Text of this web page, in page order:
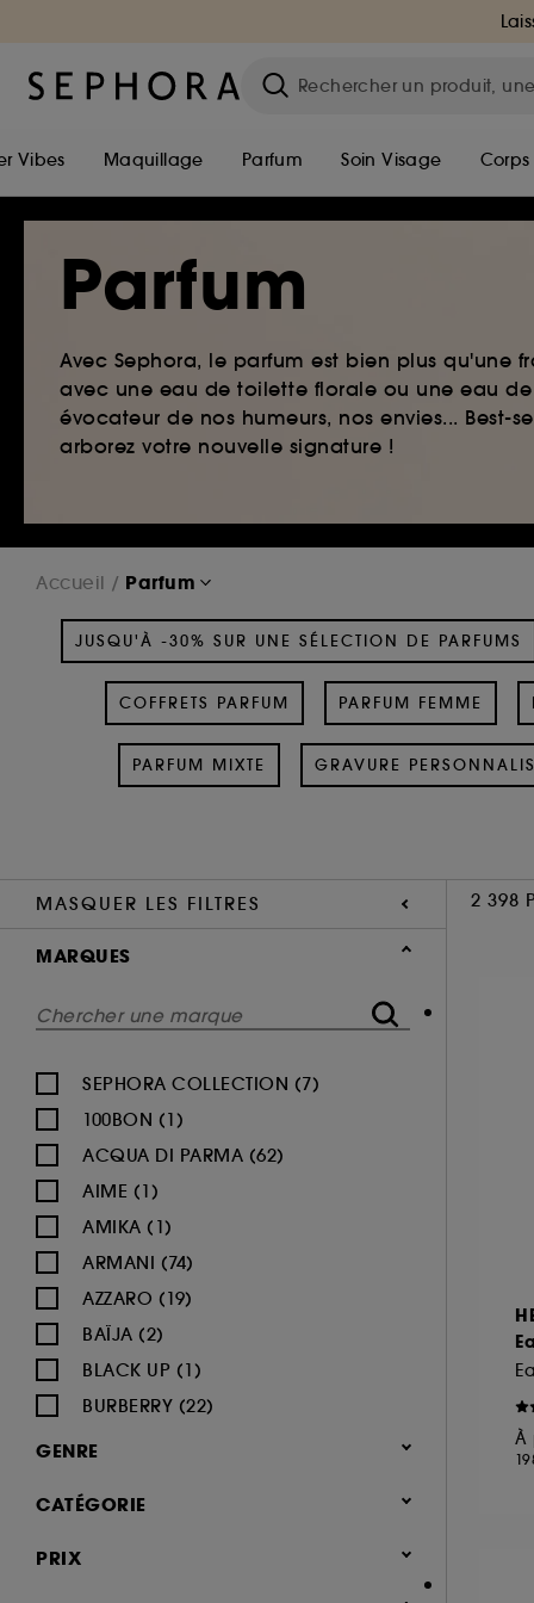
Vibes Maquillage Parfum Soin Visage Corps
Parfum
Avec Sephora, le parfum est bien plus qu'une
avec une eau de toilette florale ou une eau
évocateur de nos humeurs, nos envies... Best-
arborez votre nouvelle signature !
Accueil Parfum
JUSQU'À -30% SUR UNE SÉLECTION DE PARFUMS
COFFRETS PARFUM PARFUM FEMME
PARFUM MIXTE GRAVURE
MASQUER LES FILTRES 2 398
MARQUES
SEPHORA COLLECTION (7)
100BON (1)
ACQUA DI PARMA (62)
AIME (1)
AMIKA (1)
ARMANI (74)
AZZARO (19)
BAÏJA (2)
BLACK UP (1)
BURBERRY (22)
BVLGARI (12)
CACHAREL (24)
GENRE
Femme (1373)
Mixte (493)
CATÉGORIE
Parfum
PRIX
À